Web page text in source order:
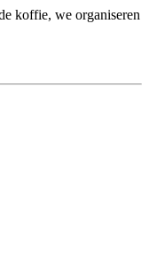
koffie, we organiseren